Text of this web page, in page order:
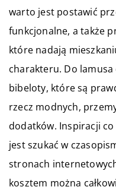
warto jest postawić
funkcjonalne, a także
które nadają
charakteru. Do
bibeloty, które są
rzecz modnych,
dodatków. Inspiracji
jest szukać w
stronach
kosztem można